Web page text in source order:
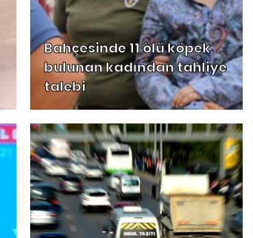
Bahçesinde 11 ölü köpek
bulunan kadından tahliye
talebi